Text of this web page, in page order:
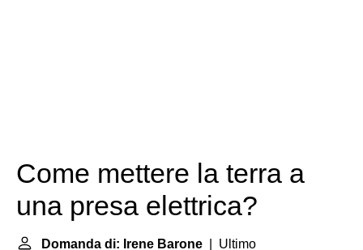
Come mettere la terra a
una presa elettrica?
Domanda di: Irene Barone | Ultimo